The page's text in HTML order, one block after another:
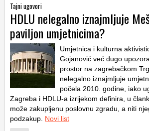
Tajni ugovori
HDLU nelegalno iznajmljuje
paviljon umjetnicima?
Umjetnica i kulturna
Gojanović već dugo
prostor na zagrebačkom
nelegalno iznajmljuje
počela 2010. godine, iako
Zagreba i HDLU-a izrijekom definira, u
može zakupljenu poslovnu zgradu, a niti
podzakup. Novi list